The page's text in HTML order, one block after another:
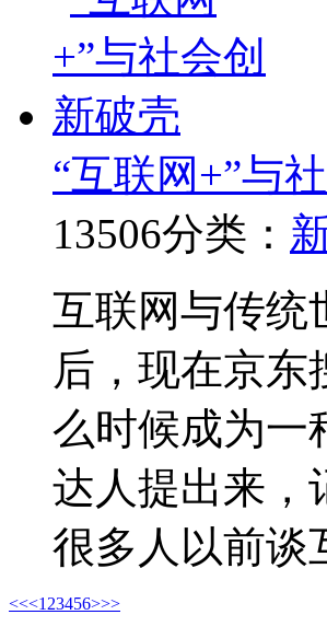
“互联网+”与
13506分类：
互联网与传统
后，现在京东
么时候成为一
达人提出来，
很多人以前谈
<<<1 23456>>>